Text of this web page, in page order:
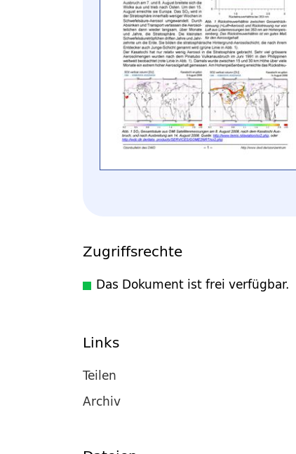
Zugriffsrechte
Das Dokument ist frei verfügbar.
Links
Teilen
Archiv